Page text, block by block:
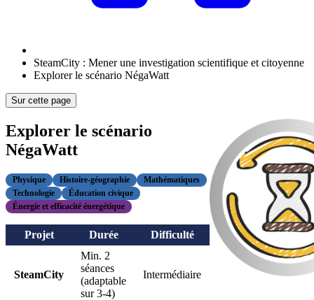
SteamCity : Mener une investigation scientifique et citoyenne
Explorer le scénario NégaWatt
Sur cette page
Explorer le scénario
NégaWatt
Physique Histoire-géographie
Mathématiques
Technologie
Éducation civique
Énergie et efficacité énergétique
Projet Durée Difficulté
SteamCity
Min. 2
séances
(adaptable
sur 3-4)
Intermédiaire